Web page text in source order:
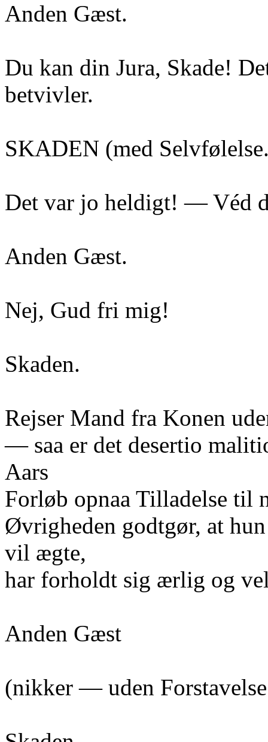
Anden Gæst.
Du kan din Jura, Skade!
betvivler.
SKADEN (med
Det var jo heldigt! — Véd
Anden Gæst.
Nej, Gud fri mig!
Skaden.
Rejser Mand fra Konen
— saa er det desertio
Aars
Forløb opnaa Tilladelse til
Øvrigheden godtgør, at
vil ægte,
har forholdt sig ærlig og
Anden Gæst
(nikker — uden